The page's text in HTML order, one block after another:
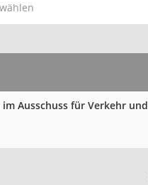
Ausschuss für Verkehr und